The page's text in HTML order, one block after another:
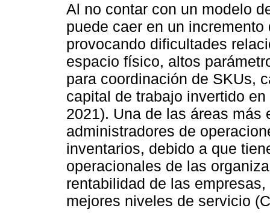
Al no contar con un modelo
puede caer en un
provocando dificultades
espacio físico, altos
para coordinación de SKUs,
capital de trabajo invertido
2021). Una de las áreas más
administradores de
inventarios, debido a que
operacionales de las
rentabilidad de las
mejores niveles de servicio